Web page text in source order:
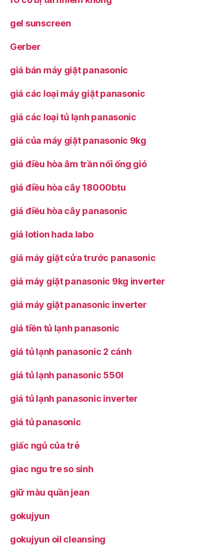
gel sunscreen
Gerber
giá bán máy giặt panasonic
giá các loại máy giặt panasonic
giá các loại tủ lạnh panasonic
giá của máy giặt panasonic 9kg
giá điều hòa âm trần nối ống gió
giá điều hòa cây 18000btu
giá điều hòa cây panasonic
giá lotion hada labo
giá máy giặt cửa trước panasonic
giá máy giặt panasonic 9kg inverter
giá máy giặt panasonic inverter
giá tiền tủ lạnh panasonic
giá tủ lạnh panasonic 2 cánh
giá tủ lạnh panasonic 550l
giá tủ lạnh panasonic inverter
giá tủ panasonic
giấc ngủ của trẻ
giac ngu tre so sinh
giữ màu quần jean
gokujyun
gokujyun oil cleansing